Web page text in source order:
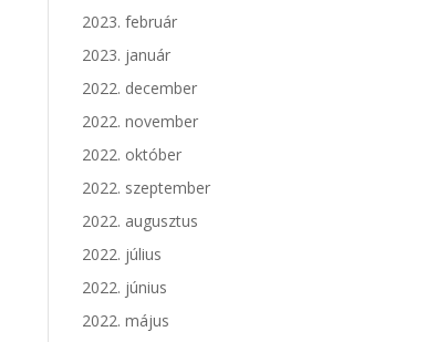
2023. február
2023. január
2022. december
2022. november
2022. október
2022. szeptember
2022. augusztus
2022. július
2022. június
2022. május